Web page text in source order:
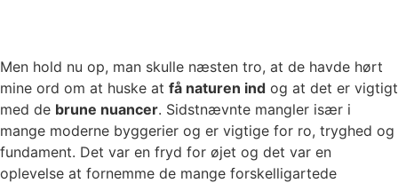
Men hold nu op, man skulle næsten tro, at de havde hørt
mine ord om at huske at få naturen ind og at det er vigtigt
med de brune nuancer. Sidstnævnte mangler især i
mange moderne byggerier og er vigtige for ro, tryghed og
fundament. Det var en fryd for øjet og det var en
oplevelse at fornemme de mange forskelligartede